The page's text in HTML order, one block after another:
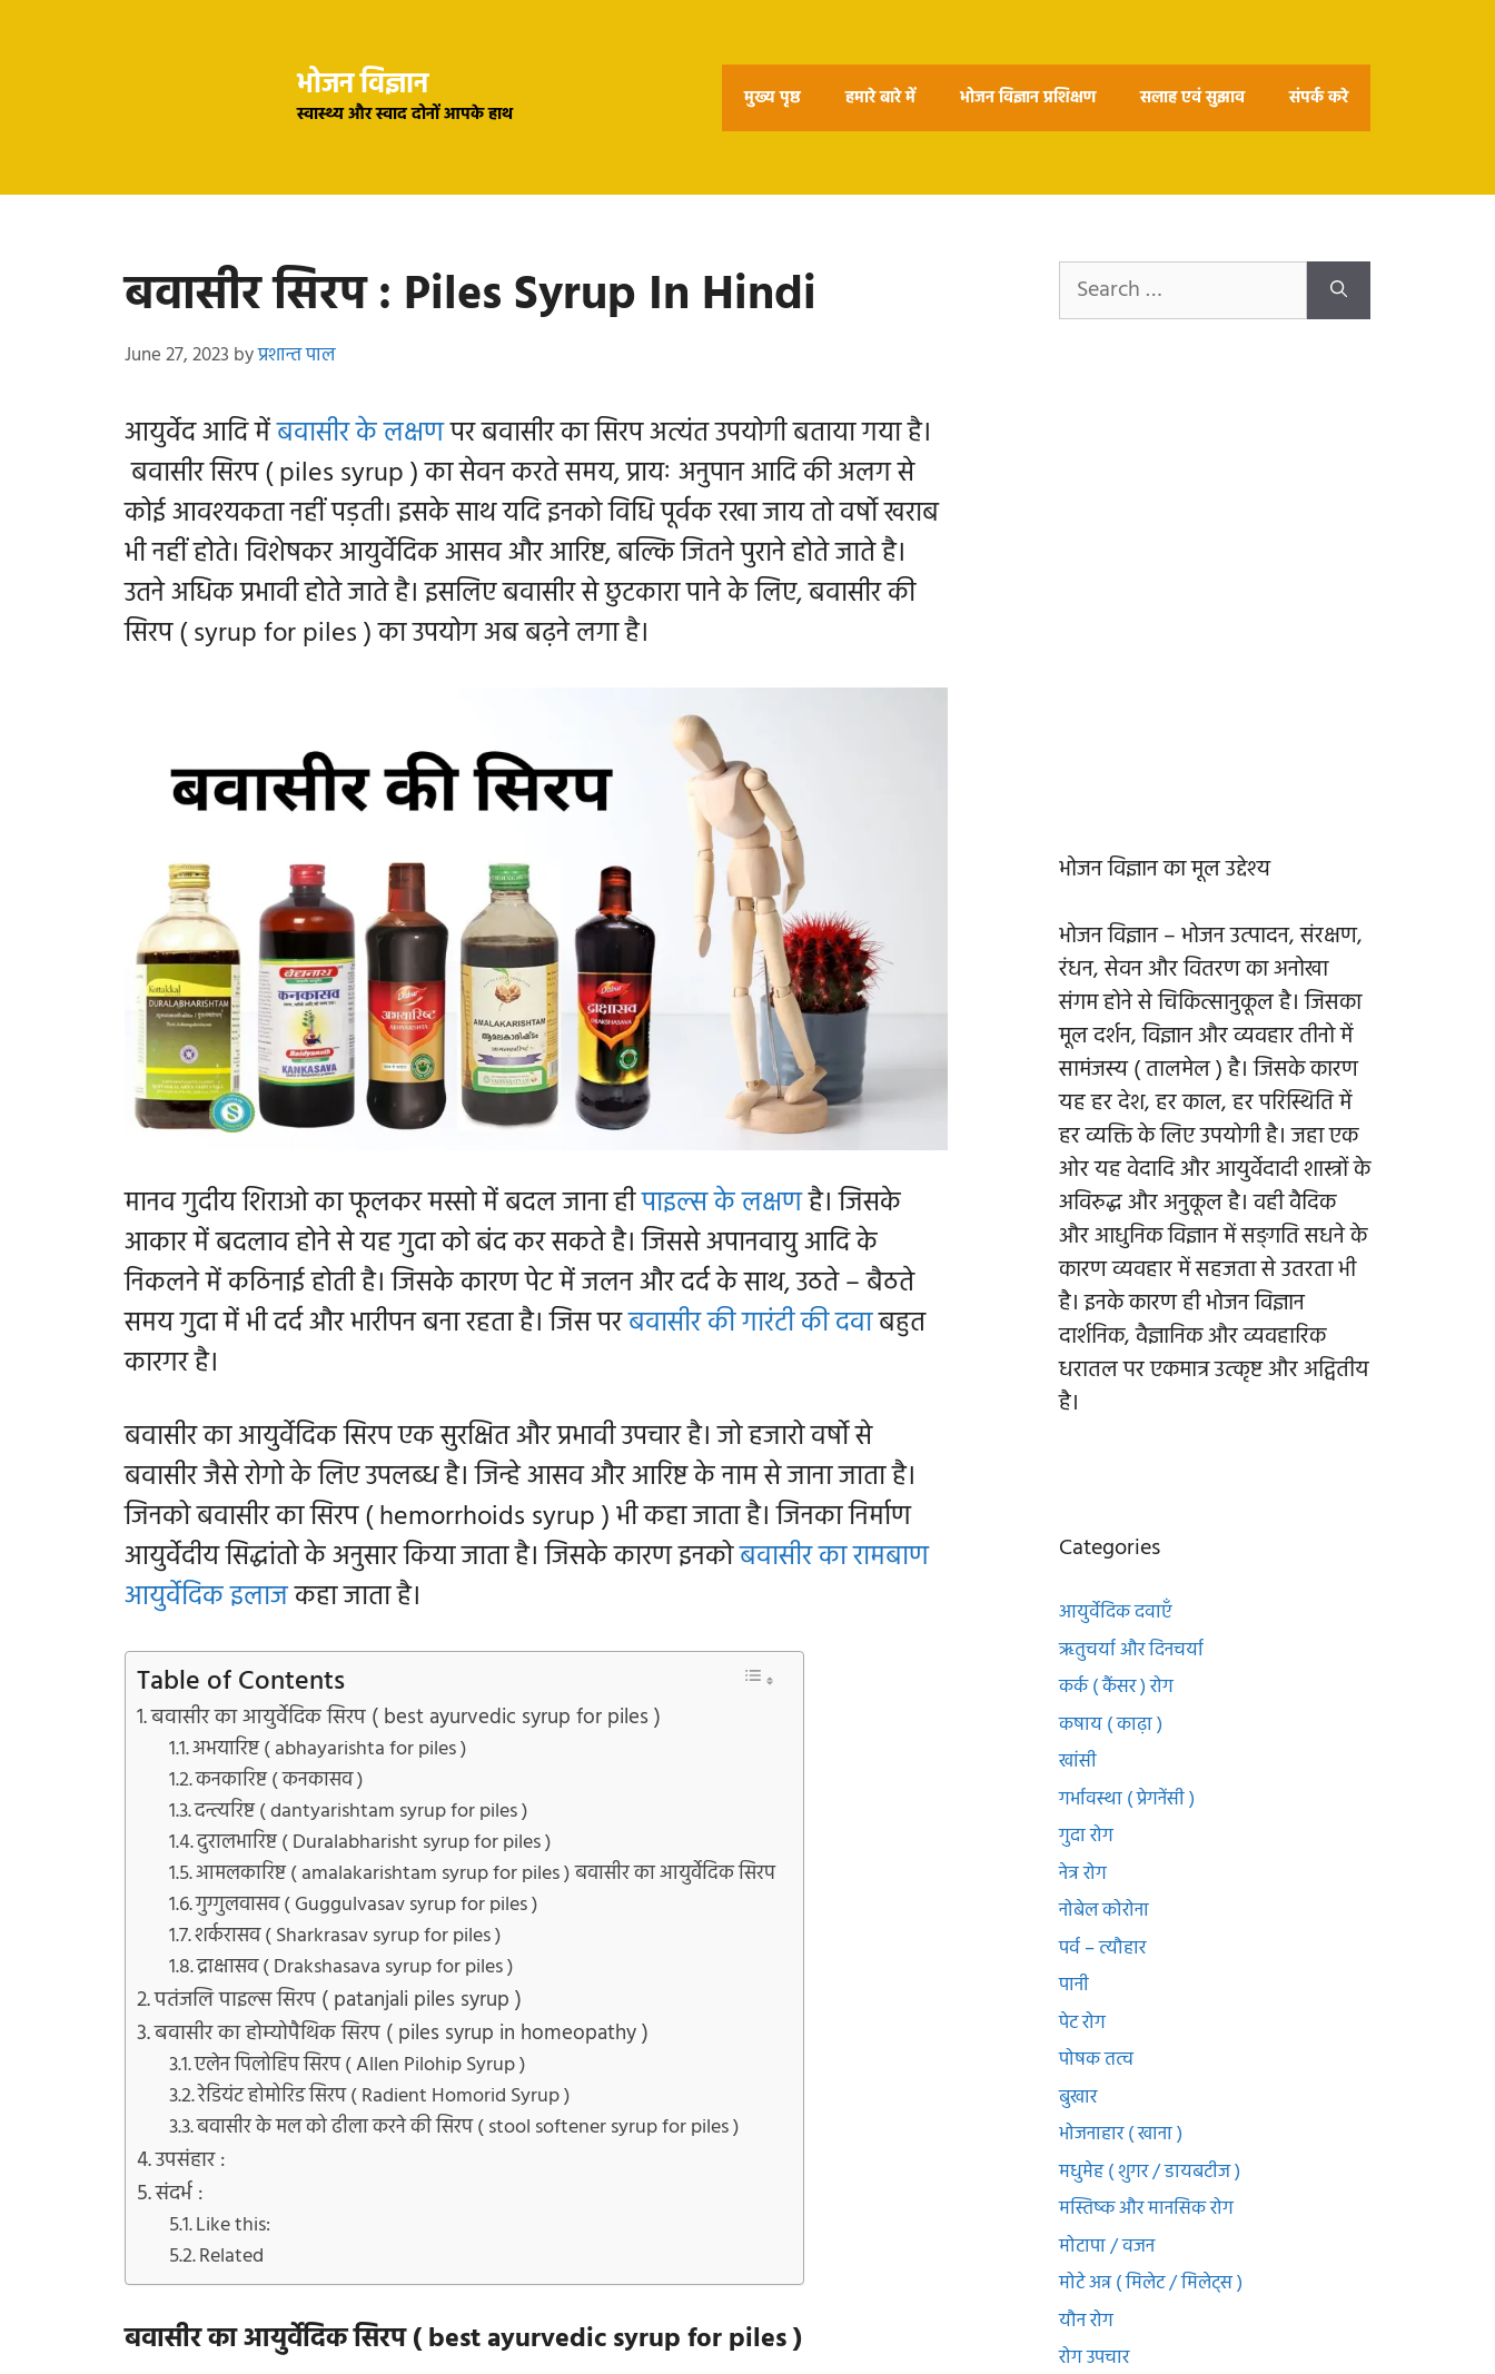
भोजन विज्ञान
स्वास्थ्य और स्वाद दोनों आपके हाथ
मुख्य पृष्ठ हमारे बारे में भोजन विज्ञान प्रशिक्षण सलाह एवं सुझाव संपर्क करे
बवासीर सिरप : Piles Syrup In Hindi
June 27, 2023 byप्रशान्त पाल
आयुर्वेद आदि मेंबवासीर के लक्षणपर बवासीर का सिरप अत्यंत उपयोगी बताया गया है।
बवासीर सिरप ( piles syrup ) का सेवन करते समय, प्रायः अनुपान आदि की अलग से
कोई आवश्यकता नहीं पड़ती। इसके साथ यदि इनको विधि पूर्वक रखा जाय तो वर्षो खराब
भी नहीं होते। विशेषकर आयुर्वेदिक आसव और आरिष्ट, बल्कि जितने पुराने होते जाते है।
उतने अधिक प्रभावी होते जाते है। इसलिए बवासीर से छुटकारा पाने के लिए,बवासीर की
सिरप (syrup for piles ) का उपयोग अब बढ़ने लगा है।
मानव गुदीय शिराओ का फूलकर मस्सो में बदल जाना हीपाइल्स के लक्षणहै। जिसके
आकार में बदलाव होने से यह गुदा को बंद कर सकते है। जिससे अपानवायु आदि के
निकलने में कठिनाई होती है। जिसके कारण पेट में जलन और दर्द के साथ, उठते – बैठते
समय गुदा में भी दर्द और भारीपन बना रहता है। जिस परबवासीर की गारंटी की दवाबहुत
कारगर है।
बवासीर का आयुर्वेदिक सिरप एक सुरक्षित और प्रभावी उपचार है। जो हजारो वर्षो से
बवासीर जैसे रोगो के लिए उपलब्ध है। जिन्हे आसव और आरिष्ट के नाम से जाना जाता है।
जिनको बवासीर का सिरप ( hemorrhoids syrup ) भी कहा जाता है। जिनका निर्माण
आयुर्वेदीय सिद्धांतो के अनुसार किया जाता है। जिसके कारण इनकोबवासीर का रामबाण
आयुर्वेदिकइलाजकहा जाता है।
Table of Contents
बवासीर का आयुर्वेदिक सिरप ( best ayurvedic syrup for piles )
अभयारिष्ट ( abhayarishta for piles )
कनकारिष्ट ( कनकासव )
दन्त्यरिष्ट ( dantyarishtam syrup for piles )
दुरालभारिष्ट ( Duralabharisht syrup for piles )
आमलकारिष्ट ( amalakarishtam syrup for piles ) बवासीर का आयुर्वेदिक सिरप
गुग्गुलवासव ( Guggulvasav syrup for piles )
शर्करासव ( Sharkrasav syrup for piles )
द्राक्षासव ( Drakshasava syrup for piles )
पतंजलि पाइल्स सिरप ( patanjali piles syrup )
बवासीर का होम्योपैथिक सिरप ( piles syrup in homeopathy )
एलेन पिलोहिप सिरप ( Allen Pilohip Syrup )
रेडियंट होमोरिड सिरप ( Radient Homorid Syrup )
बवासीर के मल को ढीला करने की सिरप ( stool softener syrup for piles )
उपसंहार :
संदर्भ :
Like this:
Related
बवासीर का आयुर्वेदिक सिरप ( best ayurvedic syrup for piles )
Search
for:
भोजन विज्ञान का मूल उद्देश्य
भोजन विज्ञान – भोजन उत्पादन, संरक्षण,
रंधन, सेवन और वितरण का अनोखा
संगम होने से चिकित्सानुकूल है। जिसका
मूल दर्शन, विज्ञान और व्यवहार तीनो में
सामंजस्य ( तालमेल ) है। जिसके कारण
यह हर देश, हर काल, हर परिस्थिति में
हर व्यक्ति के लिए उपयोगी है। जहा एक
ओर यह वेदादि और आयुर्वेदादी शास्त्रों के
अविरुद्ध और अनुकूल है। वही वैदिक
और आधुनिक विज्ञान में सङ्गति सधने के
कारण व्यवहार में सहजता से उतरता भी
है। इनके कारण ही भोजन विज्ञान
दार्शनिक, वैज्ञानिक और व्यवहारिक
धरातल पर एकमात्र उत्कृष्ट और अद्वितीय
है।
Categories
आयुर्वेदिक दवाएँ
ऋतुचर्या और दिनचर्या
कर्क ( कैंसर ) रोग
कषाय ( काढ़ा )
खांसी
गर्भावस्था ( प्रेगनेंसी )
गुदा रोग
नेत्र रोग
नोबेल कोरोना
पर्व – त्यौहार
पानी
पेट रोग
पोषक तत्व
बुखार
भोजनाहार ( खाना )
मधुमेह ( शुगर / डायबटीज )
मस्तिष्क और मानसिक रोग
मोटापा / वजन
मोटे अन्न ( मिलेट / मिलेट्स )
यौन रोग
रोग उपचार